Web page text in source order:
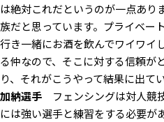
は絶対これだというのが一点あり
族だと思っています。プライベー
行き一緒にお酒を飲んでワイワイ
る仲なので、そこに対する信頼が
り、それがこうやって結果に出て
加納選手 フェンシングは対人競
には強い選手と練習をする必要が